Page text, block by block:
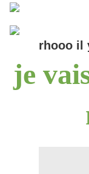
rhooo il
je